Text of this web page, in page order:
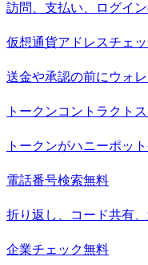
訪問、支払い、ログイ
仮想通貨アドレスチェッ
送金や承認の前にウォ
トークンコントラクト
トークンがハニーポッ
電話番号検索無料
折り返し、コード共有
企業チェック無料